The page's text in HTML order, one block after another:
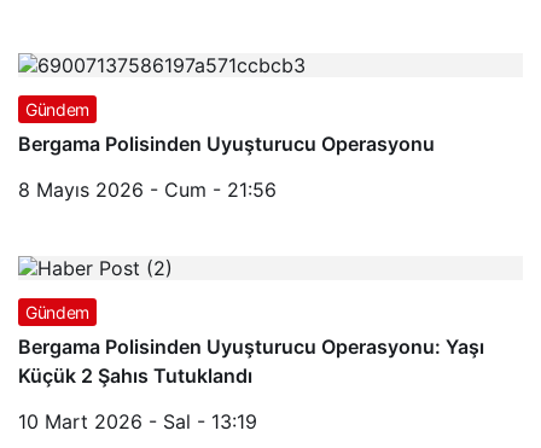
Gündem
Bergama Polisinden Uyuşturucu Operasyonu
8 Mayıs 2026 - Cum - 21:56
Gündem
Bergama Polisinden Uyuşturucu Operasyonu: Yaşı
Küçük 2 Şahıs Tutuklandı
10 Mart 2026 - Sal - 13:19